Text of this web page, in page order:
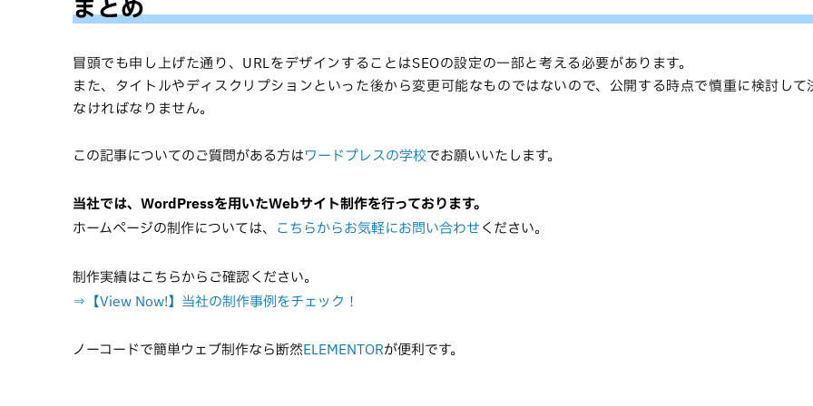
まとめ
冒頭でも申し上げた通り、URLをデザインすることはSEOの設定の一部と考える必要があります。
また、タイトルやディスクリプションといった後から変更可能なものではないので、公開する時点で慎重に検討して
なければなりません。
この記事についてのご質問がある方はワードプレスの学校でお願いいたします。
当社では、WordPressを用いたWebサイト制作を行っております。
ホームページの制作については、 こちらからお気軽にお問い合わせください。
制作実績はこちらからご確認ください。
⇒【View Now!】当社の制作事例をチェック！
ノーコードで簡単ウェブ制作なら断然ELEMENTORが便利です。